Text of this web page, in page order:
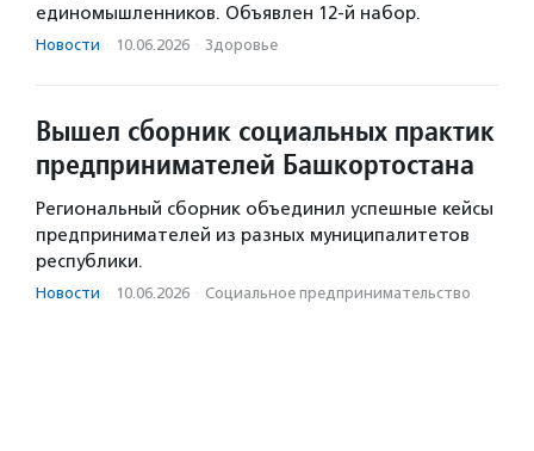
единомышленников. Объявлен 12-й набор.
Новости · 10.06.2026 · Здоровье
Вышел сборник социальных практик
предпринимателей Башкортостана
Региональный сборник объединил успешные кейсы
предпринимателей из разных муниципалитетов
республики.
Новости · 10.06.2026 · Социальное предпри­нима­тель­ство